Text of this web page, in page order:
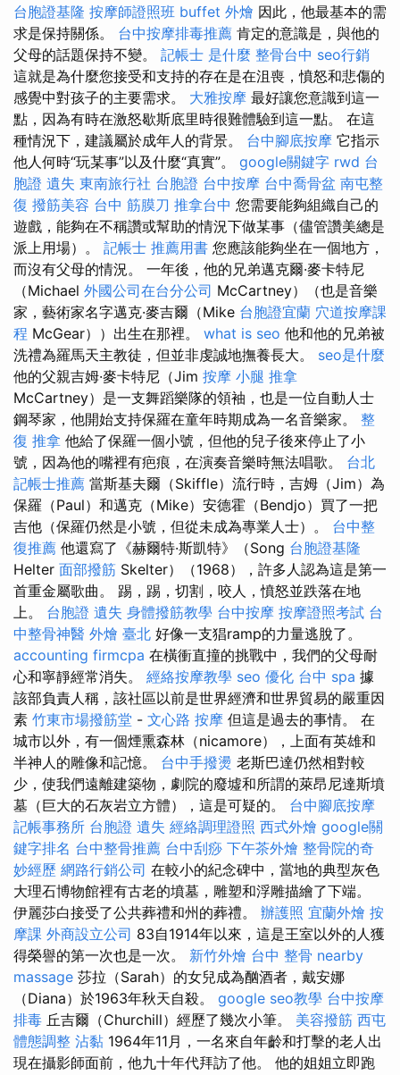
台胞證基隆 按摩師證照班 buffet 外燴 因此，他最基本的需
求是保持關係。 台中按摩排毒推薦 肯定的意識是，與他的
父母的話題保持不變。 記帳士 是什麼 整骨台中 seo行銷
這就是為什麼您接受和支持的存在是在沮喪，憤怒和悲傷的
感覺中對孩子的主要需求。 大雅按摩 最好讓您意識到這一
點，因為有時在激怒歇斯底里時很難體驗到這一點。 在這
種情況下，建議屬於成年人的背景。 台中腳底按摩 它指示
他人何時“玩某事”以及什麼“真實”。 google關鍵字 rwd 台
胞證 遺失 東南旅行社 台胞證 台中按摩 台中喬骨盆 南屯整
復 撥筋美容 台中 筋膜刀 推拿台中 您需要能夠組織自己的
遊戲，能夠在不稱讚或幫助的情況下做某事（儘管讚美總是
派上用場）。 記帳士 推薦用書 您應該能夠坐在一個地方，
而沒有父母的情況。 一年後，他的兄弟邁克爾·麥卡特尼
（Michael 外國公司在台分公司 McCartney）（也是音樂
家，藝術家名字邁克·麥吉爾（Mike 台胞證宜蘭 穴道按摩課
程 McGear））出生在那裡。 what is seo 他和他的兄弟被
洗禮為羅馬天主教徒，但並非虔誠地撫養長大。 seo是什麼
他的父親吉姆·麥卡特尼（Jim 按摩 小腿 推拿
McCartney）是一支舞蹈樂隊的領袖，也是一位自動人士
鋼琴家，他開始支持保羅在童年時期成為一名音樂家。 整
復 推拿 他給了保羅一個小號，但他的兒子後來停止了小
號，因為他的嘴裡有疤痕，在演奏音樂時無法唱歌。 台北
記帳士推薦 當斯基夫爾（Skiffle）流行時，吉姆（Jim）為
保羅（Paul）和邁克（Mike）安德霍（Bendjo）買了一把
吉他（保羅仍然是小號，但從未成為專業人士）。 台中整
復推薦 他還寫了《赫爾特·斯凱特》（Song 台胞證基隆
Helter 面部撥筋 Skelter）（1968），許多人認為這是第一
首重金屬歌曲。 踢，踢，切割，咬人，憤怒並跌落在地
上。 台胞證 遺失 身體撥筋教學 台中按摩 按摩證照考試 台
中整骨神醫 外燴 臺北 好像一支猖ramp的力量逃脫了。
accounting firmcpa 在橫衝直撞的挑戰中，我們的父母耐
心和寧靜經常消失。 經絡按摩教學 seo 優化 台中 spa 據
該部負責人稱，該社區以前是世界經濟和世界貿易的嚴重因
素 竹東市場撥筋堂 - 文心路 按摩 但這是過去的事情。 在
城市以外，有一個煙熏森林（nicamore），上面有英雄和
半神人的雕像和記憶。 台中手撥燙 老斯巴達仍然相對較
少，使我們遠離建築物，劇院的廢墟和所謂的萊昂尼達斯墳
墓（巨大的石灰岩立方體），這是可疑的。 台中腳底按摩
記帳事務所 台胞證 遺失 經絡調理證照 西式外燴 google關
鍵字排名 台中整骨推薦 台中刮痧 下午茶外燴 整骨院的奇
妙經歷 網路行銷公司 在較小的紀念碑中，當地的典型灰色
大理石博物館裡有古老的墳墓，雕塑和浮雕描繪了下端。
伊麗莎白接受了公共葬禮和州的葬禮。 辦護照 宜蘭外燴 按
摩課 外商設立公司 83自1914年以來，這是王室以外的人獲
得榮譽的第一次也是一次。 新竹外燴 台中 整骨 nearby
massage 莎拉（Sarah）的女兒成為酗酒者，戴安娜
（Diana）於1963年秋天自殺。 google seo教學 台中按摩
排毒 丘吉爾（Churchill）經歷了幾次小筆。 美容撥筋 西屯
體態調整 沾黏 1964年11月，一名來自年齡和打擊的老人出
現在攝影師面前，他九十年代拜訪了他。 他的姐姐立即跑